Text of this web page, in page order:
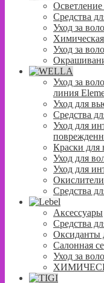
Осветление
Средства
Уход за
Уход за
Уход за
линия
Уход для
Средства
Уход для
Краски для
Уход для
Уход для
Средства
Аксессуары
Средства
Оксиданты
Салонная
Уход за